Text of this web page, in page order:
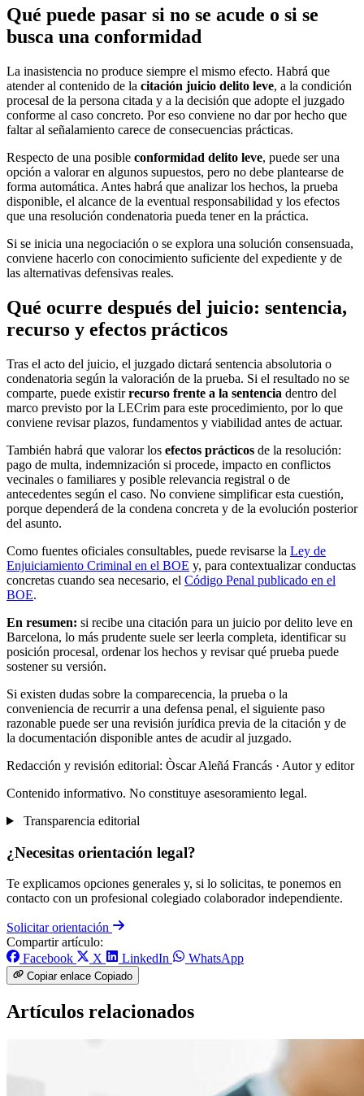
Qué puede pasar si no se acude o si se
busca una conformidad
La inasistencia no produce siempre el mismo efecto. Habrá que
atender al contenido de la citación juicio delito leve, a la condición
procesal de la persona citada y a la decisión que adopte el juzgado
conforme al caso concreto. Por eso conviene no dar por hecho que
faltar al señalamiento carece de consecuencias prácticas.
Respecto de una posible conformidad delito leve, puede ser una
opción a valorar en algunos supuestos, pero no debe plantearse de
forma automática. Antes habrá que analizar los hechos, la prueba
disponible, el alcance de la eventual responsabilidad y los efectos
que una resolución condenatoria pueda tener en la práctica.
Si se inicia una negociación o se explora una solución consensuada,
conviene hacerlo con conocimiento suficiente del expediente y de
las alternativas defensivas reales.
Qué ocurre después del juicio: sentencia,
recurso y efectos prácticos
Tras el acto del juicio, el juzgado dictará sentencia absolutoria o
condenatoria según la valoración de la prueba. Si el resultado no se
comparte, puede existirrecurso frente a la sentencia dentro del
marco previsto por la LECrim para este procedimiento, por lo que
conviene revisar plazos, fundamentos y viabilidad antes de actuar.
También habrá que valorar los efectos prácticos de la resolución:
pago de multa, indemnización si procede, impacto en conflictos
vecinales o familiares y posible relevancia registral o de
antecedentes según el caso. No conviene simplificar esta cuestión,
porque dependerá de la condena concreta y de la evolución posterior
del asunto.
Como fuentes oficiales consultables, puede revisarse la Ley de
Enjuiciamiento Criminal en el BOE y, para contextualizar conductas
concretas cuando sea necesario, el Código Penal publicado en el
BOE.
En resumen: si recibe una citación para un juicio por delito leve en
Barcelona, lo más prudente suele ser leerla completa, identificar su
posición procesal, ordenar los hechos y revisar qué prueba puede
sostener su versión.
Si existen dudas sobre la comparecencia, la prueba o la
conveniencia de recurrir a una defensa penal, el siguiente paso
razonable puede ser una revisión jurídica previa de la citación y de
la documentación disponible antes de acudir al juzgado.
Redacción y revisión editorial: Òscar Aleñá Francás · Autor y editor
Contenido informativo. No constituye asesoramiento legal.
Transparencia editorial
¿Necesitas orientación legal?
Te explicamos opciones generales y, si lo solicitas, te ponemos en
contacto con un profesional colegiado colaborador independiente.
Solicitar orientación
Compartir artículo:
Facebook
X LinkedIn WhatsApp
Copiar enlace Copiado
Artículos relacionados